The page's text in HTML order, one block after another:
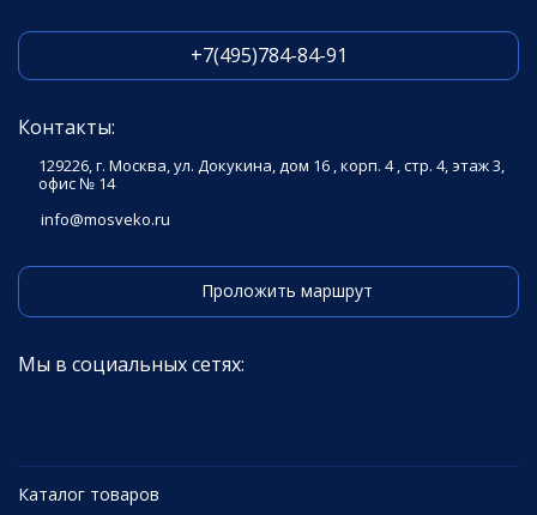
+7(495)784-84-91
Контакты:
129226, г. Москва, ул. Докукина, дом 16 , корп. 4 , стр. 4, этаж 3,
офис № 14
info@mosveko.ru
Проложить маршрут
Мы в социальных сетях:
Каталог товаров